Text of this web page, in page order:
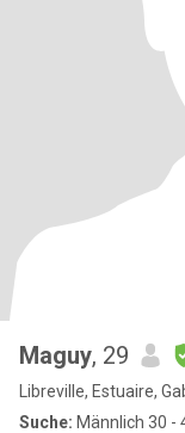
Maguy, 29
Libreville, Estuaire,
Suche: Männlich 30 -